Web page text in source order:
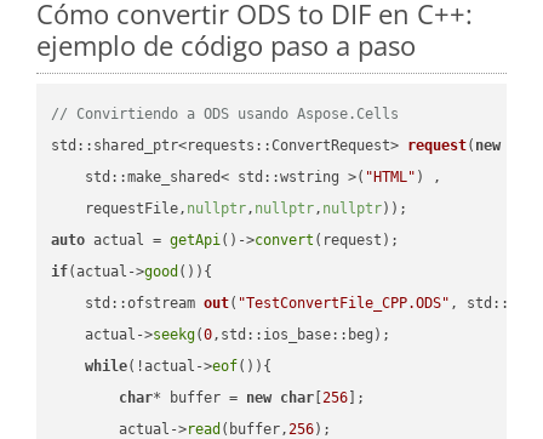
Cómo convertir ODS to DIF en C++:
ejemplo de código paso a paso
// Convirtiendo a ODS usando Aspose.Cells
std::shared_ptr<requests::ConvertRequest> request( new
    std::make_shared< std::wstring >(
"HTML" ) ,
    requestFile,
nullptr, nullptr, nullptr))
auto actual = getApi()->convert
if(actual->good ()){
std::ofstream out( "TestConvertFile_CPP.ODS" ,
    actual->
seekg(0,std::ios_base::beg);
while(!actual->eof()){
char* buffer = new char [256 ];
        actual->
read (buffer,256);